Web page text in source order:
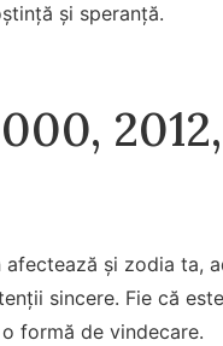
și speranță.
2012,
și zodia ta,
sincere. Fie că
formă de vindecare.